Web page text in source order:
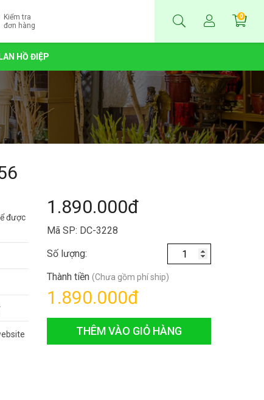
Kiểm tra
đơn hàng
0
LAN HỒ ĐIỆP
1.890.000đ
Mã SP: DC-3228
Số lượng:
Thành tiền (Chưa gồm phí ship)
1.890.000đ
THÊM VÀO GIỎ HÀNG
được